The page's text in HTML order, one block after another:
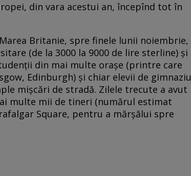
din vara acestui an, începînd tot în
Britanie, spre finele lunii noiembrie,
(de la 3000 la 9000 de lire sterline) şi
din mai multe oraşe (printre care
Edinburgh) şi chiar elevii de gimnaziu
mişcări de stradă. Zilele trecute a avut
multe mii de tineri (numărul estimat
Square, pentru a mărşălui spre